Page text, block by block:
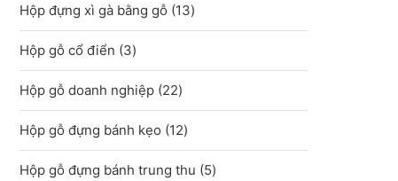
phẩm
Hộp đựng xì gà bằng gỗ 1313
sản
Hộp gỗ cổ điển 33
sản
phẩm
Hộp gỗ doanh nghiệp 2222
sản
phẩm
Hộp gỗ đựng bánh kẹo 1212
sản
phẩm
Hộp gỗ đựng bánh trung thu 55